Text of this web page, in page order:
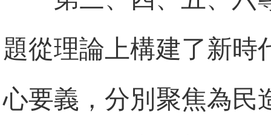
題從理論上構建了新時
心要義，分別聚焦為民